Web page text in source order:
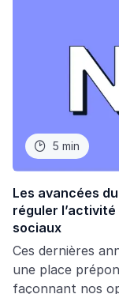
 5 min
Les avancées
réguler
sociaux
Ces dernières
une place
façonnant nos